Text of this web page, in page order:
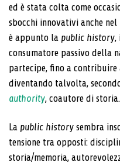
ed è stata colta come
sbocchi innovativi anche
è appunto la public history,
consumatore passivo della
partecipe, fino a
diventando talvolta,
authority, coautore di storia.
La public history sembra
tensione tra opposti:
storia/memoria,